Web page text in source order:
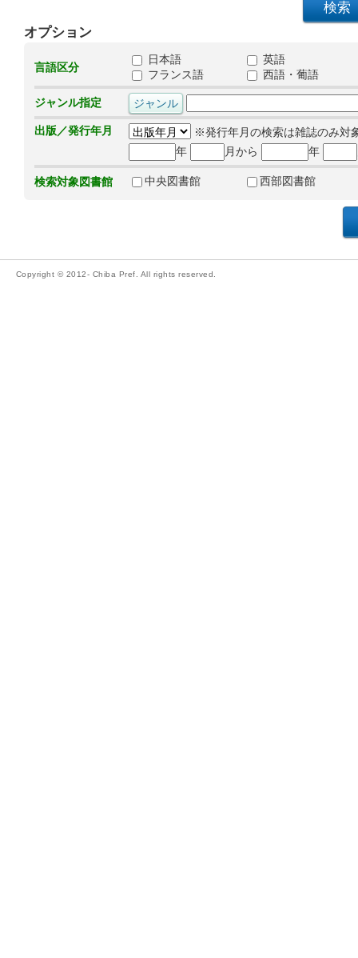
オプション
言語区分
日本語
英語
フランス語
西語・葡語
ジャンル指定
出版／発行年月
※発行年月の検索は雑誌のみ対
年
月から 年
検索対象図書館 中央図書館 西部図書館
Copyright © 2012- Chiba Pref. All rights reserved.